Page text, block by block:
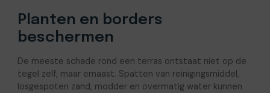
Planten en borders
beschermen
De meeste schade rond een terras ontstaat niet op de
tegel zelf, maar ernaast. Spatten van reinigingsmiddel,
losgespoten zand, modder en overmatig water kunnen